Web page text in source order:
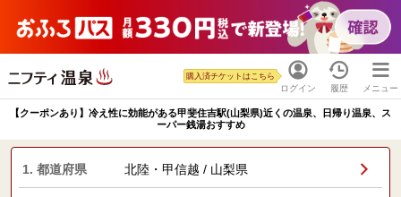
ログイン
購入済チケットはこちら
履歴 メニュー
【クーポンあり】冷え性に効能がある甲斐住吉駅(山梨県)近くの温泉、日帰り温泉、ス
ーパー銭湯おすすめ
1. 都道府県 北陸・甲信越 / 山梨県